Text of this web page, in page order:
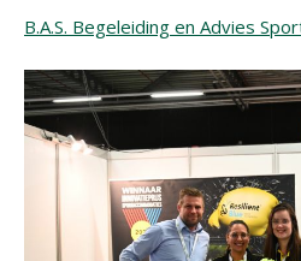
B.A.S. Begeleiding en Advies